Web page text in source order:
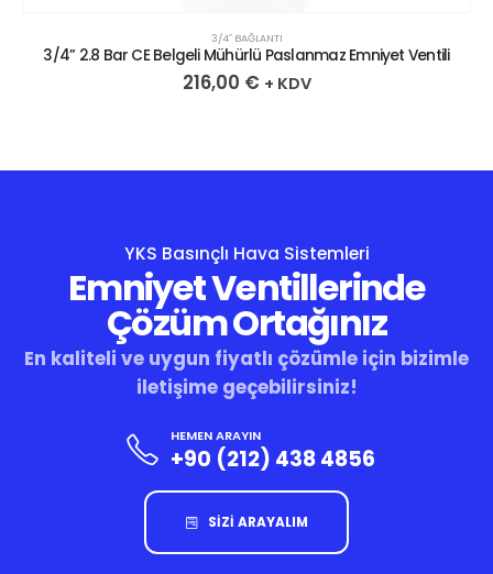
3/4″ BAĞLANTI
3/4” 2.8 Bar CE Belgeli Mühürlü Paslanmaz Emniyet Ventili
216,00 € + KDV
YKS Basınçlı Hava Sistemleri
Emniyet Ventillerinde
Çözüm Ortağınız
En kaliteli ve uygun fiyatlı çözümle için bizimle
iletişime geçebilirsiniz!
HEMEN ARAYIN
+90 (212) 438 4856
SİZİ ARAYALIM